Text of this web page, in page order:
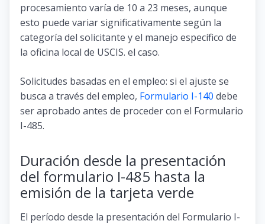
procesamiento varía de 10 a 23 meses, aunque
esto puede variar significativamente según la
categoría del solicitante y el manejo específico de
la oficina local de USCIS. el caso.
Solicitudes basadas en el empleo: si el ajuste se
busca a través del empleo, Formulario I-140 debe
ser aprobado antes de proceder con el Formulario
I-485.
Duración desde la presentación
del formulario I-485 hasta la
emisión de la tarjeta verde
El período desde la presentación del Formulario I-